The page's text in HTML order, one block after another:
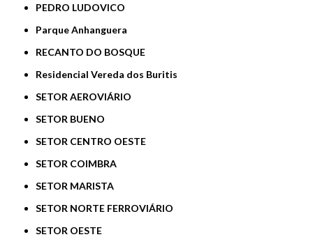
PEDRO LUDOVICO
Parque Anhanguera
RECANTO DO BOSQUE
Residencial Vereda dos Buritis
SETOR AEROVIÁRIO
SETOR BUENO
SETOR CENTRO OESTE
SETOR COIMBRA
SETOR MARISTA
SETOR NORTE FERROVIÁRIO
SETOR OESTE